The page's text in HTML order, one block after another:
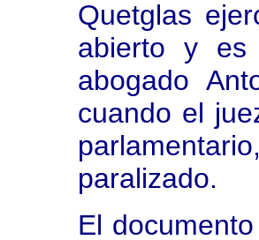
Quetglas
abierto y es
abogado
cuando el
paralizado.
El